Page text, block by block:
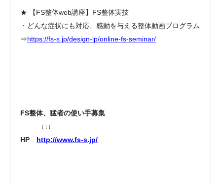
★ 【FS整体web講座】FS整体実技
・どんな症状にも対応、感動を与える整体動画プログラム
⇒https://fs-s.jp/design-lp/online-fs-seminar/
FS整体、猛者の使い手募集
↓↓↓
HP http://www.fs-s.jp/